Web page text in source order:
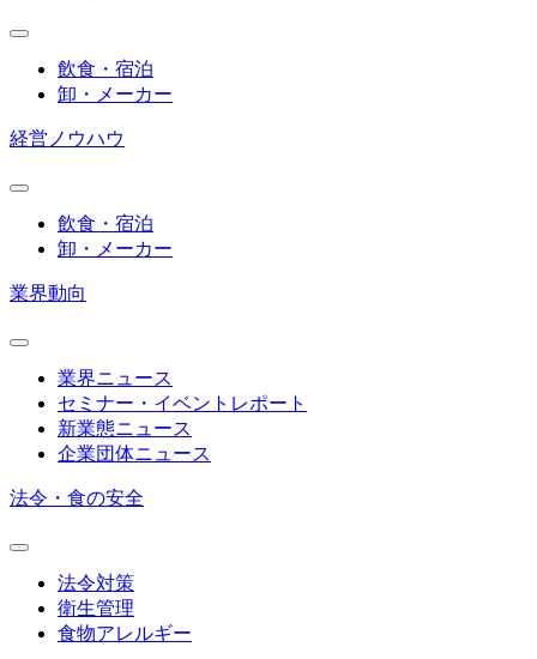
飲食・宿泊
卸・メーカー
経営ノウハウ
飲食・宿泊
卸・メーカー
業界動向
業界ニュース
セミナー・イベントレポート
新業態ニュース
企業団体ニュース
法令・食の安全
法令対策
衛生管理
食物アレルギー